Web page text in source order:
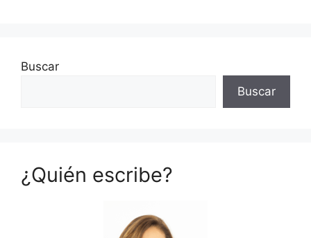
Buscar
Buscar
¿Quién escribe?